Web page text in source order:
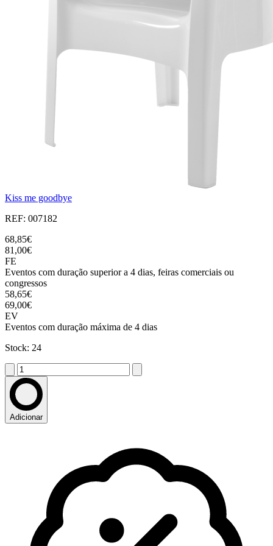
Kiss me goodbye
REF: 007182
68,85€
81,00€
FE
Eventos com duração superior a 4 dias, feiras comerciais ou
congressos
58,65€
69,00€
EV
Eventos com duração máxima de 4 dias
Stock: 24
Adicionar